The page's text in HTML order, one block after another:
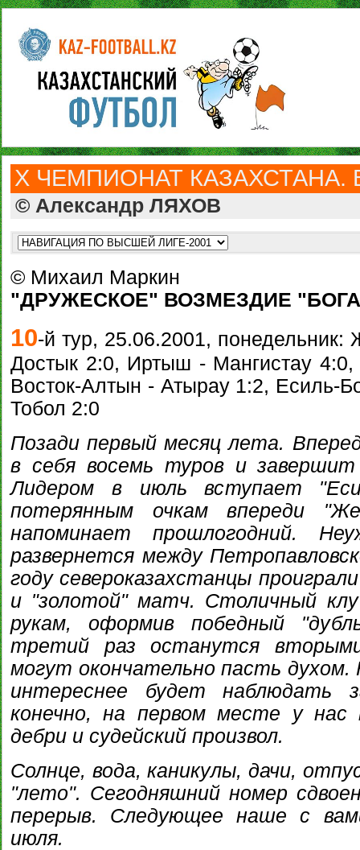
Х ЧЕМПИОНАТ КАЗАХСТАНА.
© Александр ЛЯХОВ
© Михаил Маркин
"ДРУЖЕСКОЕ" ВОЗМЕЗДИЕ
10-й тур, 25.06.2001,
Достык 2:0, Иртыш - Мангистау
Восток-Алтын - Атырау 1:2, Есиль-
Тобол 2:0
Позади первый месяц лета.
в себя восемь туров и
Лидером в июль вступает
потерянным очкам впереди
напоминает прошлогодний.
развернется между
году североказахстанцы
и "золотой" матч. Столичный
рукам, оформив победный
третий раз останутся
могут окончательно пасть
интереснее будет наблюдать
конечно, на первом месте у нас
дебри и судейский произвол.
Солнце, вода, каникулы, дачи,
"лето". Сегодняшний номер
перерыв. Следующее наше с
июля.